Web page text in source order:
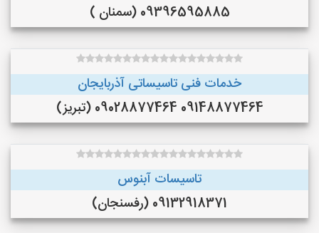
09396595885 (سمنان )
خدمات فنی تاسیساتی آذربایجان
09148877464 09028877464 (تبریز)
تاسيسات آبنوس
09132918371 (رفسنجان)